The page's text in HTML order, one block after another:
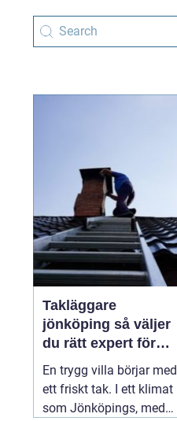
Takläggare
jönköping så väljer
du rätt expert för
ditt tak
En trygg villa börjar med
ett friskt tak. I ett klimat
som Jönköpings, med